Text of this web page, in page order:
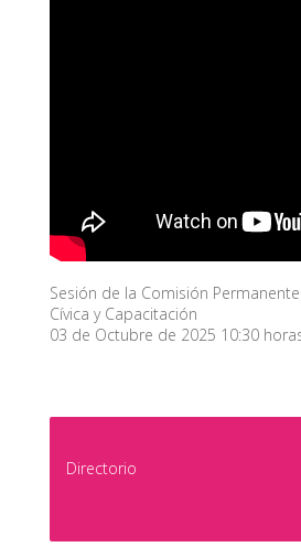
Sesión de la Comisión
Cívica y Capacitación
03 de Octubre de 2025 10:30
Directorio